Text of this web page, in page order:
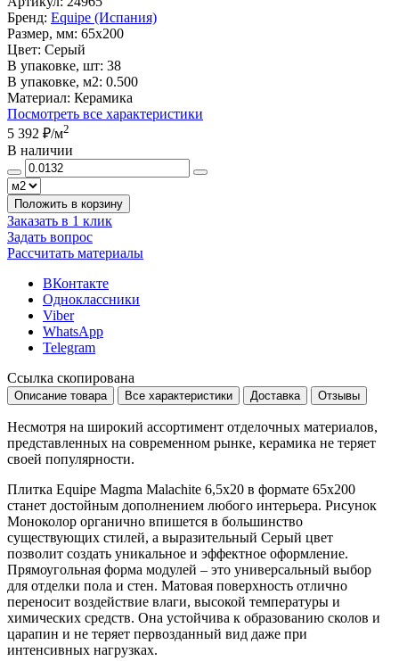
Бренд: Equipe (Испания)
Размер, мм: 65x200
Цвет: Серый
В упаковке, шт: 38
В упаковке, м2: 0.500
Материал: Керамика
Посмотреть все характеристики
5 392 ₽/м2
В наличии
Положить в корзину
Заказать в 1 клик
Задать вопрос
Рассчитать материалы
ВКонтакте
Одноклассники
Viber
WhatsApp
Telegram
Ссылка скопирована
Описание товара Все характеристики Доставка Отзывы
Несмотря на широкий ассортимент отделочных материалов,
представленных на современном рынке, керамика не теряет
своей популярности.
Плитка Equipe Magma Malachite 6,5x20 в формате 65x200
станет достойным дополнением любого интерьера. Рисунок
Моноколор органично впишется в большинство
существующих стилей, а выразительный Серый цвет
позволит создать уникальное и эффектное оформление.
Прямоугольная форма модулей – это универсальный выбор
для отделки пола и стен. Матовая поверхность отлично
переносит воздействие влаги, высокой температуры и
химических средств. Она устойчива к образованию сколов и
царапин и не теряет первозданный вид даже при
интенсивных нагрузках.